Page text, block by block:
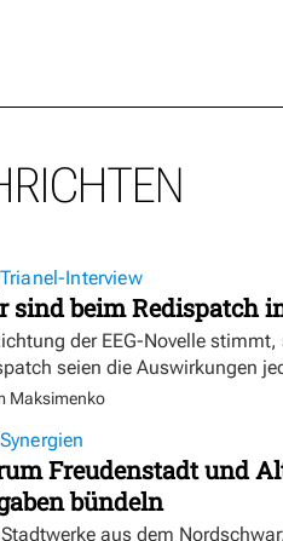
Trianel-Interview
sind beim Redispatch
der EEG-Novelle
seien die Auswirkungen
Maksimenko
Synergien
Freudenstadt und
bündeln
aus dem